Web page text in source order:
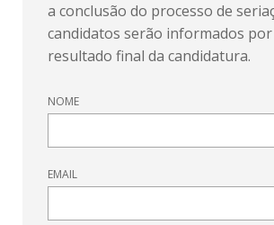
a conclusão do processo de
candidatos serão informados
resultado final da candidatura.
NOME
EMAIL